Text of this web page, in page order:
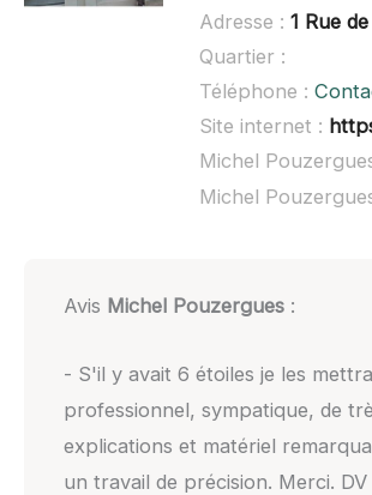
Adresse : 1 Rue de
Quartier :
Téléphone :
Site internet : https://
Avis Michel Pouzergues:
- S'il y avait 6 étoiles je les
professionnel, sympatique, de
explications et matériel
un travail de précision. Merci. DV